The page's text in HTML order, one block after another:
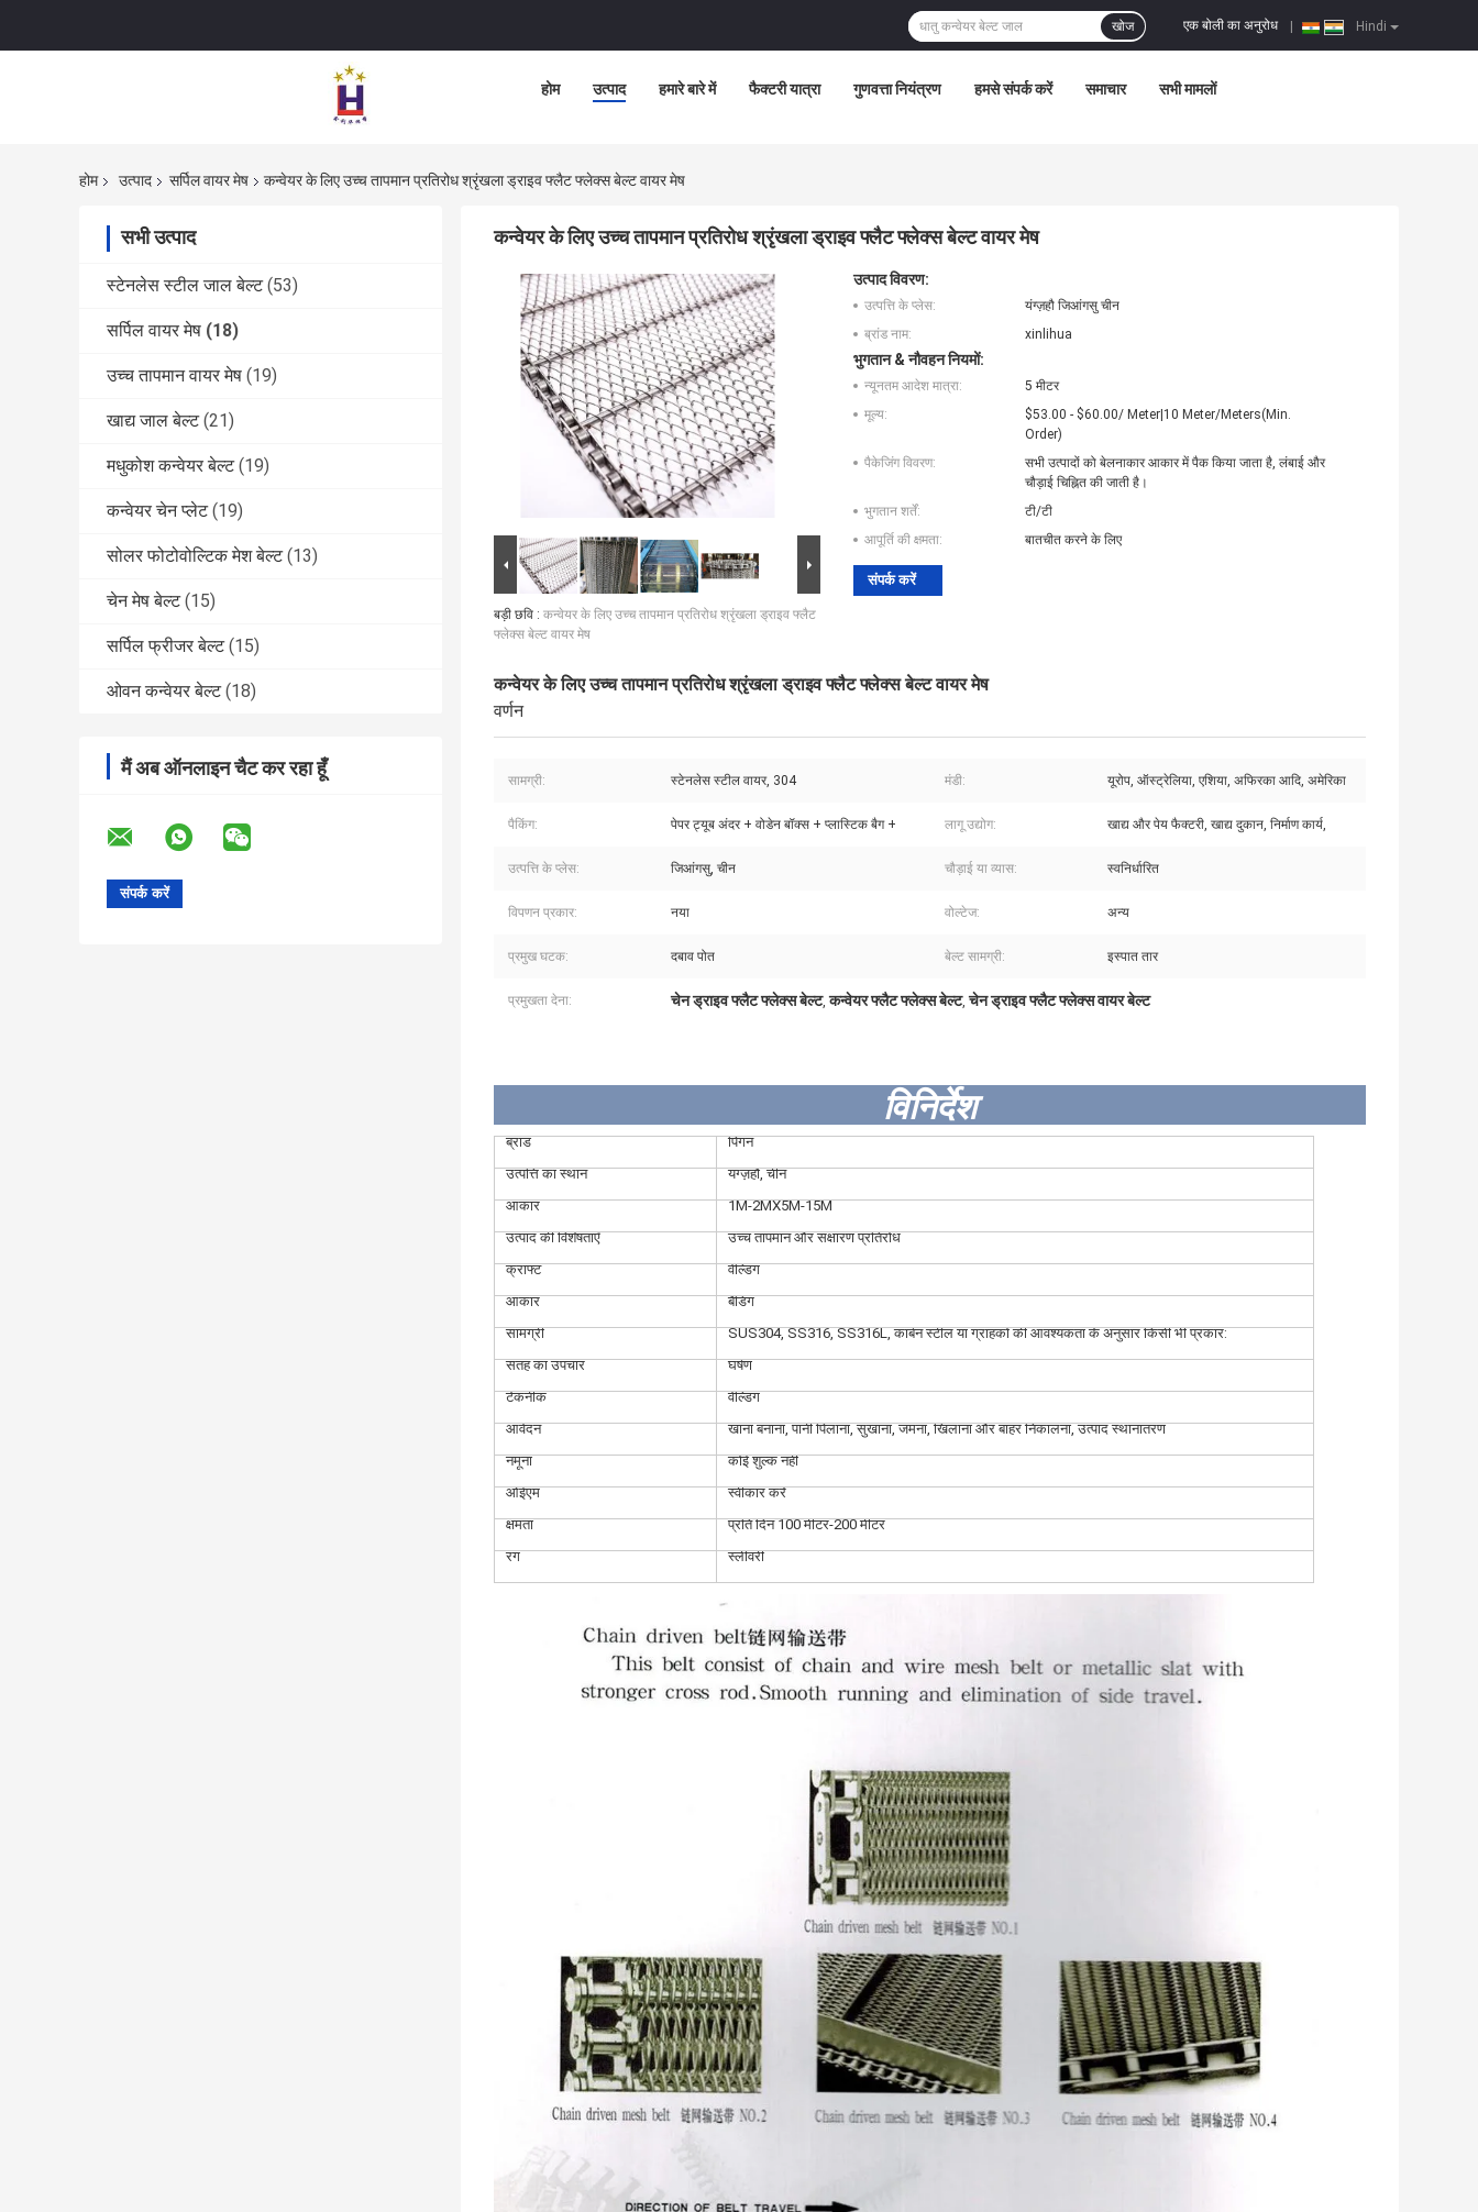
Hindi
एक बोली का अनुरोध
खोज
होम उत्पाद हमारे बारे में फैक्टरी यात्रा गुणवत्ता नियंत्रण हमसे संपर्क करें समाचार सभी मामलों
होम उत्पाद सर्पिल वायर मेष कन्वेयर के लिए उच्च तापमान प्रतिरोध श्रृंखला ड्राइव फ्लैट फ्लेक्स बेल्ट वायर मेष
सभी उत्पाद
स्टेनलेस स्टील जाल बेल्ट (53)
सर्पिल वायर मेष (18)
उच्च तापमान वायर मेष (19)
खाद्य जाल बेल्ट (21)
मधुकोश कन्वेयर बेल्ट (19)
कन्वेयर चेन प्लेट (19)
सोलर फोटोवोल्टिक मेश बेल्ट (13)
चेन मेष बेल्ट (15)
सर्पिल फ्रीजर बेल्ट (15)
ओवन कन्वेयर बेल्ट (18)
मैं अब ऑनलाइन चैट कर रहा हूँ
कन्वेयर के लिए उच्च तापमान प्रतिरोध श्रृंखला ड्राइव फ्लैट फ्लेक्स बेल्ट वायर मेष
बड़ी छवि : कन्वेयर के लिए उच्च तापमान प्रतिरोध श्रृंखला ड्राइव फ्लैट
फ्लेक्स बेल्ट वायर मेष
उत्पाद विवरण:
उत्पत्ति के प्लेस:
यंग्ज़हौ जिआंगसु चीन
ब्रांड नाम:
xinlihua
भुगतान & नौवहन नियमों:
न्यूनतम आदेश मात्रा:
5 मीटर
मूल्य:
$53.00 - $60.00/ Meter|10 Meter/Meters(Min.
Order)
पैकेजिंग विवरण:
सभी उत्पादों को बेलनाकार आकार में पैक किया जाता है, लंबाई और
चौड़ाई चिह्नित की जाती है।
भुगतान शर्तें:
टी/टी
आपूर्ति की क्षमता:
बातचीत करने के लिए
संपर्क करें
कन्वेयर के लिए उच्च तापमान प्रतिरोध श्रृंखला ड्राइव फ्लैट फ्लेक्स बेल्ट वायर मेष
वर्णन
सामग्री: स्टेनलेस स्टील वायर, 304 मंडी: यूरोप, ऑस्ट्रेलिया, एशिया, अफिरका आदि, अमेरिका
पैकिंग: पेपर ट्यूब अंदर + वोडेन बॉक्स + प्लास्टिक बैग + लागू उद्योग: खाद्य और पेय फैक्टरी, खाद्य दुकान, निर्माण कार्य,
उत्पत्ति के प्लेस: जिआंगसु, चीन चौड़ाई या व्यास: स्वनिर्धारित
विपणन प्रकार: नया वोल्टेज: अन्य
प्रमुख घटक: दबाव पोत बेल्ट सामग्री: इस्पात तार
प्रमुखता देना: चेन ड्राइव फ्लैट फ्लेक्स बेल्ट,कन्वेयर फ्लैट फ्लेक्स बेल्ट,चेन ड्राइव फ्लैट फ्लेक्स वायर बेल्ट
विनिर्देश
ब्रांड
पिंगन
उत्पत्ति का स्थान
यंग्ज़हौ, चीन
आकार
1M-2MX5M-15M
उत्पाद की विशेषताएँ
उच्च तापमान और संक्षारण प्रतिरोध
क्राफ्ट
वेल्डिंग
आकार
बैंडिंग
सामग्री
SUS304, SS316, SS316L, कार्बन स्टील या ग्राहकों की आवश्यकता के अनुसार किसी भी प्रकार:
सतह का उपचार
घर्षण
टेकनीक
वेल्डिंग
आवेदन
खाना बनाना, पानी पिलाना, सुखाना, जमना, खिलाना और बाहर निकालना, उत्पाद स्थानांतरण
नमूना
कोई शुल्क नहीं
ओईएम
स्वीकार करें
क्षमता
प्रति दिन 100 मीटर-200 मीटर
रंग
स्लीवरी